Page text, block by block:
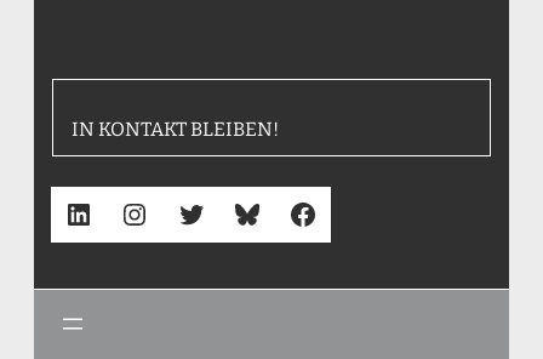
IN KONTAKT BLEIBEN!
LinkedIn Instagram Twitter Bluesky Facebook